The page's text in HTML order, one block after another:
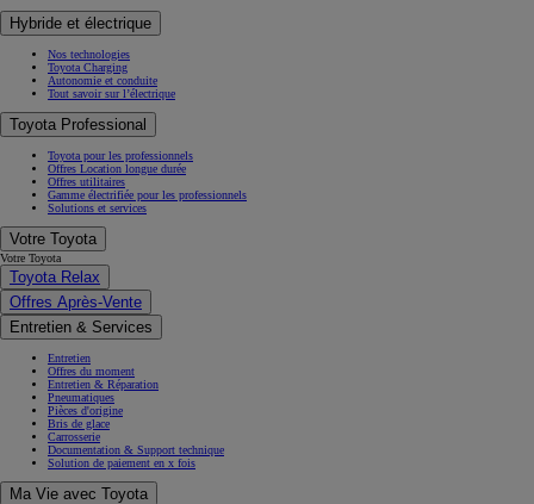
Hybride et électrique
Nos technologies
Toyota Charging
Autonomie et conduite
Tout savoir sur l’électrique
Toyota Professional
Toyota pour les professionnels
Offres Location longue durée
Offres utilitaires
Gamme électrifiée pour les professionnels
Solutions et services
Votre Toyota
Votre Toyota
Toyota Relax
Offres Après-Vente
Entretien & Services
Entretien
Offres du moment
Entretien & Réparation
Pneumatiques
Pièces d'origine
Bris de glace
Carrosserie
Documentation & Support technique
Solution de paiement en x fois
Ma Vie avec Toyota